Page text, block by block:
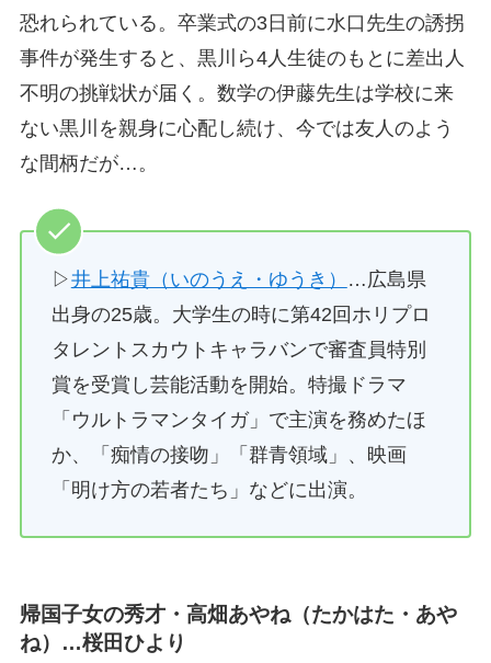
恐れられている。卒業式の3日前に水口先生の誘拐
事件が発生すると、黒川ら4人生徒のもとに差出人
不明の挑戦状が届く。数学の伊藤先生は学校に来
ない黒川を親身に心配し続け、今では友人のよう
な間柄だが…。
▷井上祐貴（いのうえ・ゆうき）
…広島県
出身の25歳。大学生の時に第42回ホリプロ
タレントスカウトキャラバンで審査員特別
賞を受賞し芸能活動を開始。特撮ドラマ
「ウルトラマンタイガ」で主演を務めたほ
か、「痴情の接吻」「群青領域」、映画
「明け方の若者たち」などに出演。
帰国子女の秀才・高畑あやね（たかはた・あや
ね）…桜田ひより